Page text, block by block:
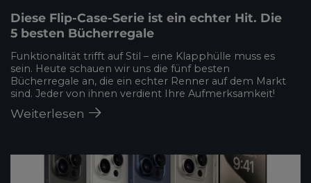
Diese Flip-Case-Serie ist ein echter Hit. Die
5 besten Bücherregale
Funktionalität trifft auf Stil – eine Klapphülle muss es
sein. Heute schauen wir uns die fünf besten
Bücherregale an, die ein echter Renner auf dem Markt
sind. Jeder von ihnen verdient Ihre Aufmerksamkeit!
Weiterlesen